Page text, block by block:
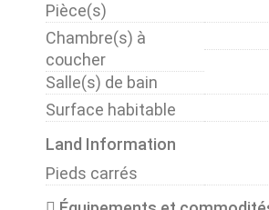
Pièce(s)
Chambre(s) à
coucher
Salle(s) de bain
Surface habitable
Land Information
Pieds carrés